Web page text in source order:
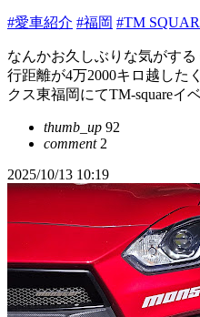
#愛車紹介 #福岡 #TM
なんかお久しぶりな気がす
行距離が4万2000キロ越した
クス東福岡にてTM-squareイ
thumb_up 92
comment2
2025/10/13 10:19